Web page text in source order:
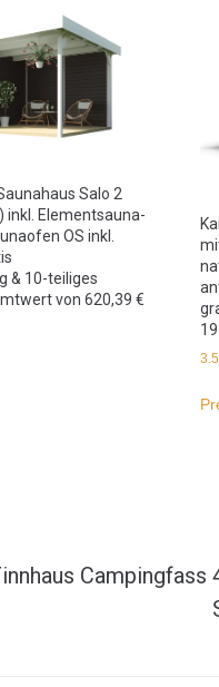
Salo 2
inkl. Elementsauna-
OS inkl.
& 10-teiliges
von 620,39 €
Campingfass